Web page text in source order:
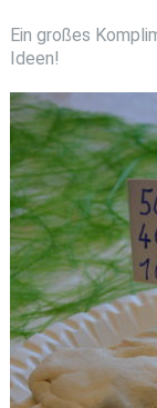
Ein großes
Ideen!